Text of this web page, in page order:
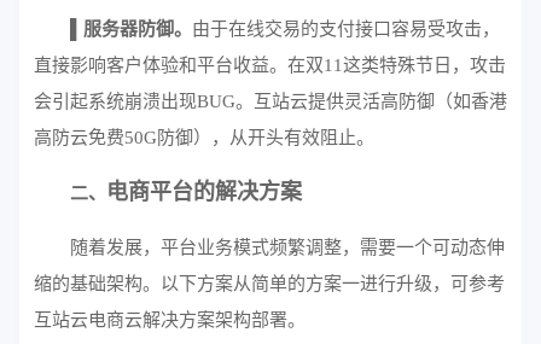
▌服务器防御。 由于在线交易的支付接口容易受攻击，
直接影响客户体验和平台收益。在双11这类特殊节日，攻击
会引起系统崩溃出现BUG。互站云提供灵活高防御（如香港
高防云免费50G防御），从开头有效阻止。
二、 电商平台的解决方案
随着发展，平台业务模式频繁调整，需要一个可动态伸
缩的基础架构。以下方案从简单的方案一进行升级，可参考
互站云电商云解决方案架构部署。